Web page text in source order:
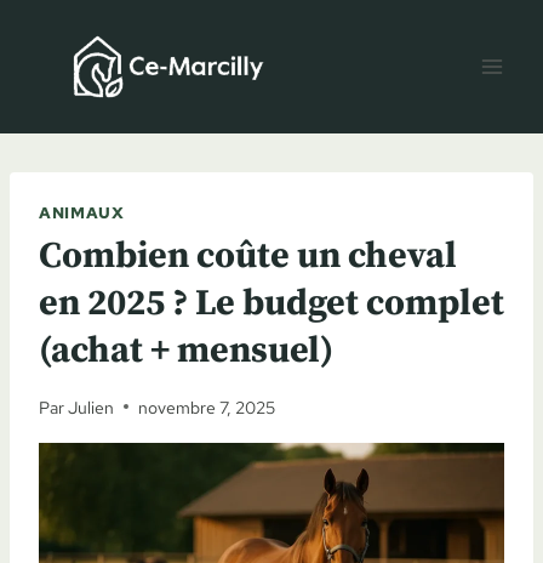
contenu
ANIMAUX
Combien coûte un cheval
en 2025 ? Le budget complet
(achat + mensuel)
ParJulien novembre 7, 2025